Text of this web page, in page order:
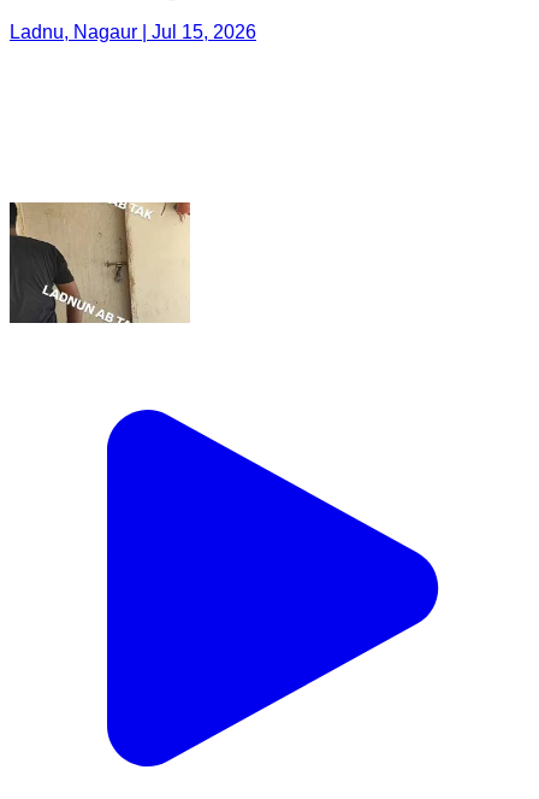
Ladnu, Nagaur | Jul 15, 2026
लाडनूँ:-पानी की #डिग्गी में डूबने से शंकर सिंह की हुई #मौत,सूचना
पाकर मौके पर पहुँची जसवंतगढ़ #पुलिस,मृतक पानी की डिग्गी से